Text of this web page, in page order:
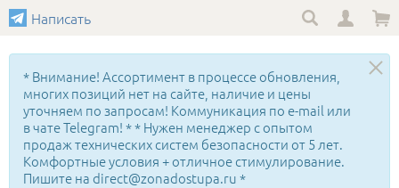
Написать
* Внимание! Ассортимент в процессе обновления,
многих позиций нет на сайте, наличие и цены
уточняем по запросам! Коммуникация по e-mail или
в чате Telegram! * * Нужен менеджер с опытом
продаж технических систем безопасности от 5 лет.
Комфортные условия + отличное стимулирование.
Пишите на direct@zonadostupa.ru *